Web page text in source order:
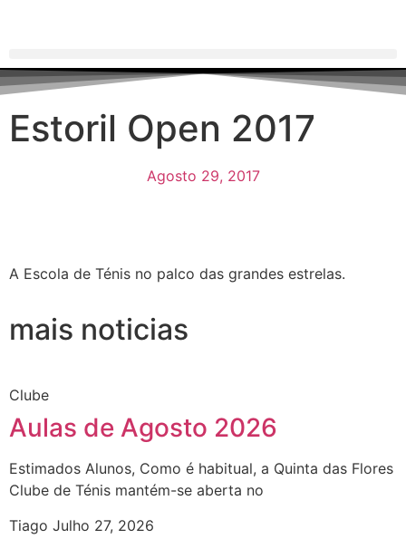
Estoril Open 2017
Agosto 29, 2017
A Escola de Ténis no palco das grandes estrelas.
mais noticias
Clube
Aulas de Agosto 2026
Estimados Alunos, Como é habitual, a Quinta das Flores
Clube de Ténis mantém-se aberta no
Tiago Julho 27, 2026